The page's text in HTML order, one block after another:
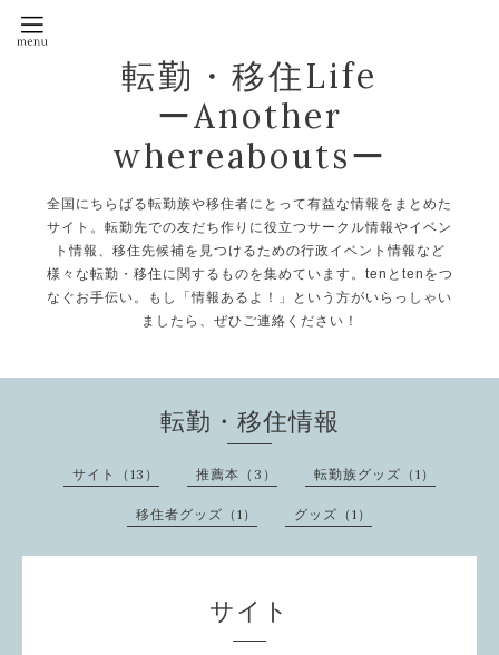
転勤・移住Life
ーAnother
whereaboutsー
全国にちらばる転勤族や移住者にとって有益な情報をまとめた
サイト。転勤先での友だち作りに役立つサークル情報やイベン
ト情報、移住先候補を見つけるための行政イベント情報など
様々な転勤・移住に関するものを集めています。tenとtenをつ
なぐお手伝い。もし「情報あるよ！」という方がいらっしゃい
ましたら、ぜひご連絡ください！
転勤・移住情報
サイト（13） 推薦本（3） 転勤族グッズ（1）
移住者グッズ（1） グッズ（1）
サイト